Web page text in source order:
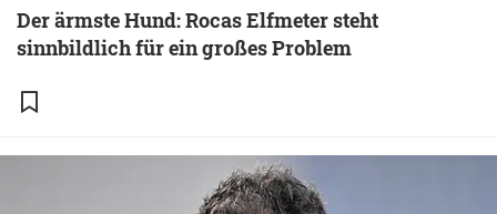
Der ärmste Hund: Rocas Elfmeter steht
sinnbildlich für ein großes Problem